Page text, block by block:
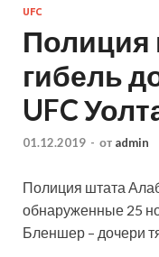
UFC
Полиция
гибель
UFC
01.12.2019 - от admin
Полиция штата
обнаруженные 25
Бленшер – дочери